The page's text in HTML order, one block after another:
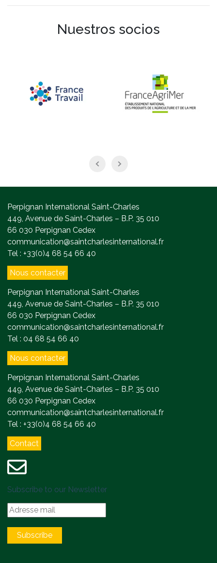
Nuestros socios
Perpignan International Saint-Charles
449, Avenue de Saint-Charles – B.P. 35 010
66 030 Perpignan Cedex
communication@saintcharlesinternational.fr
Tel : +33(0)4 68 54 66 40
Nous contacter
Perpignan International Saint-Charles
449, Avenue de Saint-Charles – B.P. 35 010
66 030 Perpignan Cedex
communication@saintcharlesinternational.fr
Tel : 04 68 54 66 40
Nous contacter
Perpignan International Saint-Charles
449, Avenue de Saint-Charles – B.P. 35 010
66 030 Perpignan Cedex
communication@saintcharlesinternational.fr
Tel : +33(0)4 68 54 66 40
Contact
Subscribe to our Newsletter
Subscribe